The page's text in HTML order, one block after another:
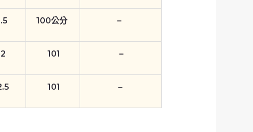
100公分 –
101 –
101 –